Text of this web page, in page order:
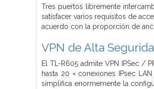
Tres puertos libremente
satisfacer varios requisitos de
acuerdo con la proporción de
VPN de Alta
El TL-R605 admite VPN IPSec /
hasta 20 × conexiones IPsec
simplifica enormemente la